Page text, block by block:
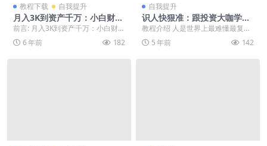
教程下载 自我提升
月入3K到资产千万：小白财富
训练营
前言: 月入3K到资产千万：小白财富
训练营，喜欢就下载吧。 正文: 前
段时间看到...
6 年前 182
自我提升
识人快狠准：跟投资大咖学人
心
教程介绍 人是世界上最难懂最复杂
的生物。然而，肢体语言可以泄露
你的秘密，着装可以...
5 年前 142